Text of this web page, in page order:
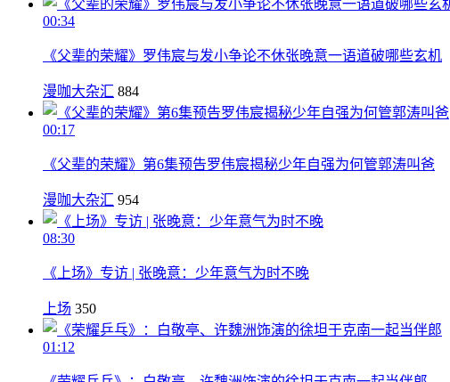
00:34
《父辈的荣耀》罗伟宸与发小争论不休张晚意一语道破哪些玄机
漫咖大杂汇 884
00:17
《父辈的荣耀》第6集预告罗伟宸揭秘少年自强为何管郭涛叫爸
漫咖大杂汇 954
08:30
《上场》专访 | 张晚意：少年意气为时不晚
上场 350
01:12